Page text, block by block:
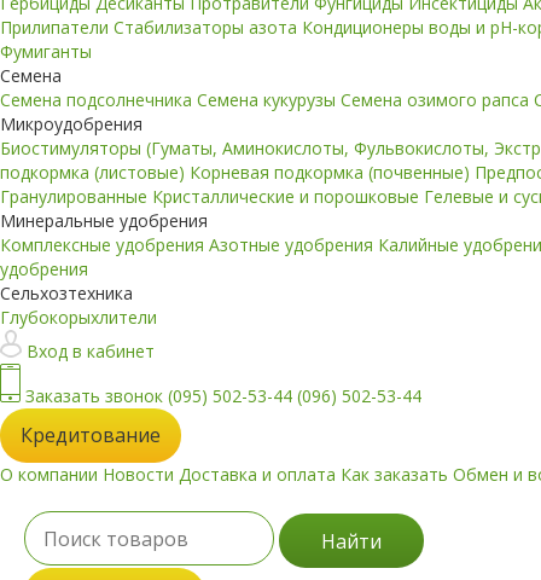
Прилипатели Стабилизаторы азота Кондиционеры воды и pH-
Фумиганты
Семена
Семена подсолнечника Семена кукурузы Семена озимого рапса
Микроудобрения
Биостимуляторы (Гуматы, Аминокислоты, Фульвокислоты,
подкормка (листовые) Корневая подкормка (почвенные)
Гранулированные Кристаллические и порошковые Гелевые и
Минеральные удобрения
Комплексные удобрения Азотные удобрения Калийные
удобрения
Сельхозтехника
Глубокорыхлители
Вход в кабинет
Заказать звонок (095) 502-53-44 (096) 502-53-44
Кредитование
О компании Новости Доставка и оплата Как заказать Обмен и
Найти